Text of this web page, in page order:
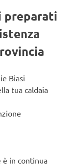
preparati
Biasi
tua caldaia
è in continua